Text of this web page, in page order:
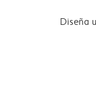
Diseña